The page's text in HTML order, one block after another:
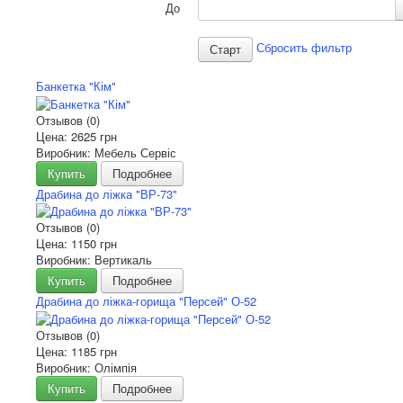
До
Сбросить фильтр
Банкетка "Кім"
Отзывов (0)
Цена: 2625 грн
Виробник: Мебель Сервіс
Купить
Подробнее
Драбина до ліжка "ВР-73"
Отзывов (0)
Цена: 1150 грн
Виробник: Вертикаль
Купить
Подробнее
Драбина до ліжка-горища "Персей" О-52
Отзывов (0)
Цена: 1185 грн
Виробник: Олімпія
Купить
Подробнее